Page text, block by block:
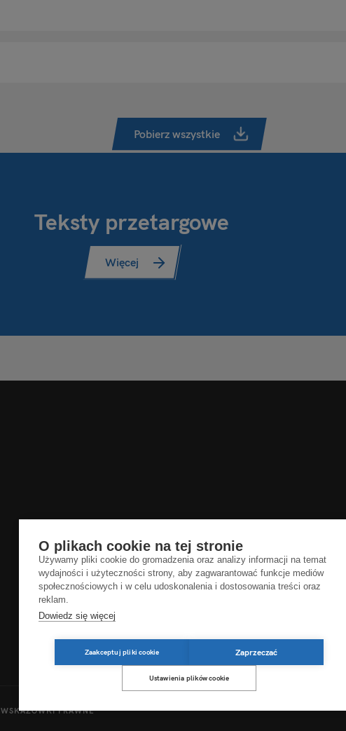
O plikach cookie na tej stronie
Używamy pliki cookie do gromadzenia oraz analizy informacji na temat
wydajności i użyteczności strony, aby zagwarantować funkcje mediów
społecznościowych i w celu udoskonalenia i dostosowania treści oraz
reklam.
Dowiedz się więcej
Zaakceptuj pliki cookie Zaprzeczać
Ustawienia plików cookie
Pobierz wszystkie
Teksty przetargowe
Więcej
WSKAZÓWKI PRAWNE